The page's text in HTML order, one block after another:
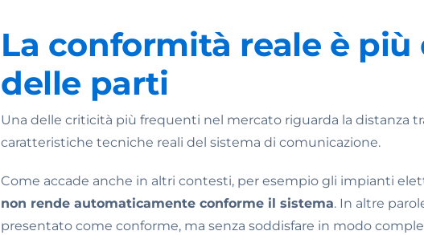
La conformità reale è più
delle parti
Una delle criticità più frequenti nel mercato riguarda la distanza
caratteristiche tecniche reali del sistema di comunicazione.
Come accade anche in altri contesti, per esempio gli impianti
non rende automaticamente conforme il sistema. In altre
presentato come conforme, ma senza soddisfare in modo